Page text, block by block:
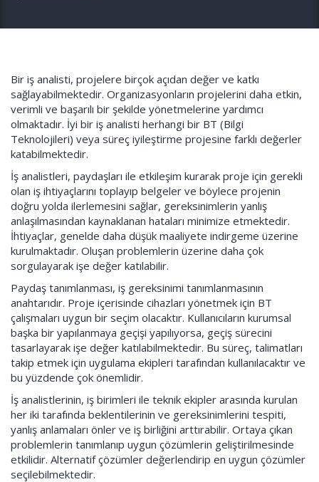
Bir iş analisti, projelere birçok açıdan değer ve katkı
sağlayabilmektedir. Organizasyonların projelerini daha etkin,
verimli ve başarılı bir şekilde yönetmelerine yardımcı
olmaktadır. İyi bir iş analisti herhangi bir BT (Bilgi
Teknolojileri) veya süreç iyileştirme projesine farklı değerler
katabilmektedir.
İş analistleri, paydaşları ile etkileşim kurarak proje için gerekli
olan iş ihtiyaçlarını toplayıp belgeler ve böylece projenin
doğru yolda ilerlemesini sağlar, gereksinimlerin yanlış
anlaşılmasından kaynaklanan hataları minimize etmektedir.
İhtiyaçlar, genelde daha düşük maaliyete indirgeme üzerine
kurulmaktadır. Oluşan problemlerin üzerine daha çok
sorgulayarak işe değer katılabilir.
Paydaş tanımlanması, iş gereksinimi tanımlanmasının
anahtarıdır. Proje içerisinde cihazları yönetmek için BT
çalışmaları uygun bir seçim olacaktır. Kullanıcıların kurumsal
başka bir yapılanmaya geçişi yapılıyorsa, geçiş sürecini
tasarlayarak işe değer katılabilmektedir. Bu süreç, talimatları
takip etmek için uygulama ekipleri tarafından kullanılacaktır ve
bu yüzdende çok önemlidir.
İş analistlerinin, iş birimleri ile teknik ekipler arasında kurulan
her iki tarafında beklentilerinin ve gereksinimlerini tespiti,
yanlış anlamaları önler ve iş birliğini arttırabilir. Ortaya çıkan
problemlerin tanımlanıp uygun çözümlerin geliştirilmesinde
etkilidir. Alternatif çözümler değerlendirip en uygun çözümler
seçilebilmektedir.